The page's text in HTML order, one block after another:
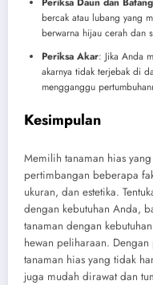
bercak atau lubang yang
berwarna hijau cerah dan
Periksa Akar: Jika Anda
akarnya tidak terjebak di
mengganggu
Kesimpulan
Memilih tanaman hias
pertimbangan beberapa
ukuran, dan estetika.
dengan kebutuhan Anda,
tanaman dengan
hewan peliharaan.
tanaman hias yang tidak
juga mudah dirawat dan